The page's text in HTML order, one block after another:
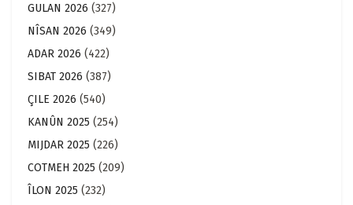
GULAN 2026 (327)
NÎSAN 2026 (349)
ADAR 2026 (422)
SIBAT 2026 (387)
ÇILE 2026 (540)
KANÛN 2025 (254)
MIJDAR 2025 (226)
COTMEH 2025 (209)
ÎLON 2025 (232)